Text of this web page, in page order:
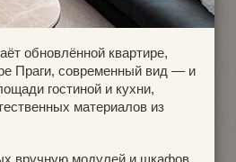
обновлённой квартире,
Праги, современный вид — и
гостиной и кухни,
материалов из
вручную модулей и шкафов,